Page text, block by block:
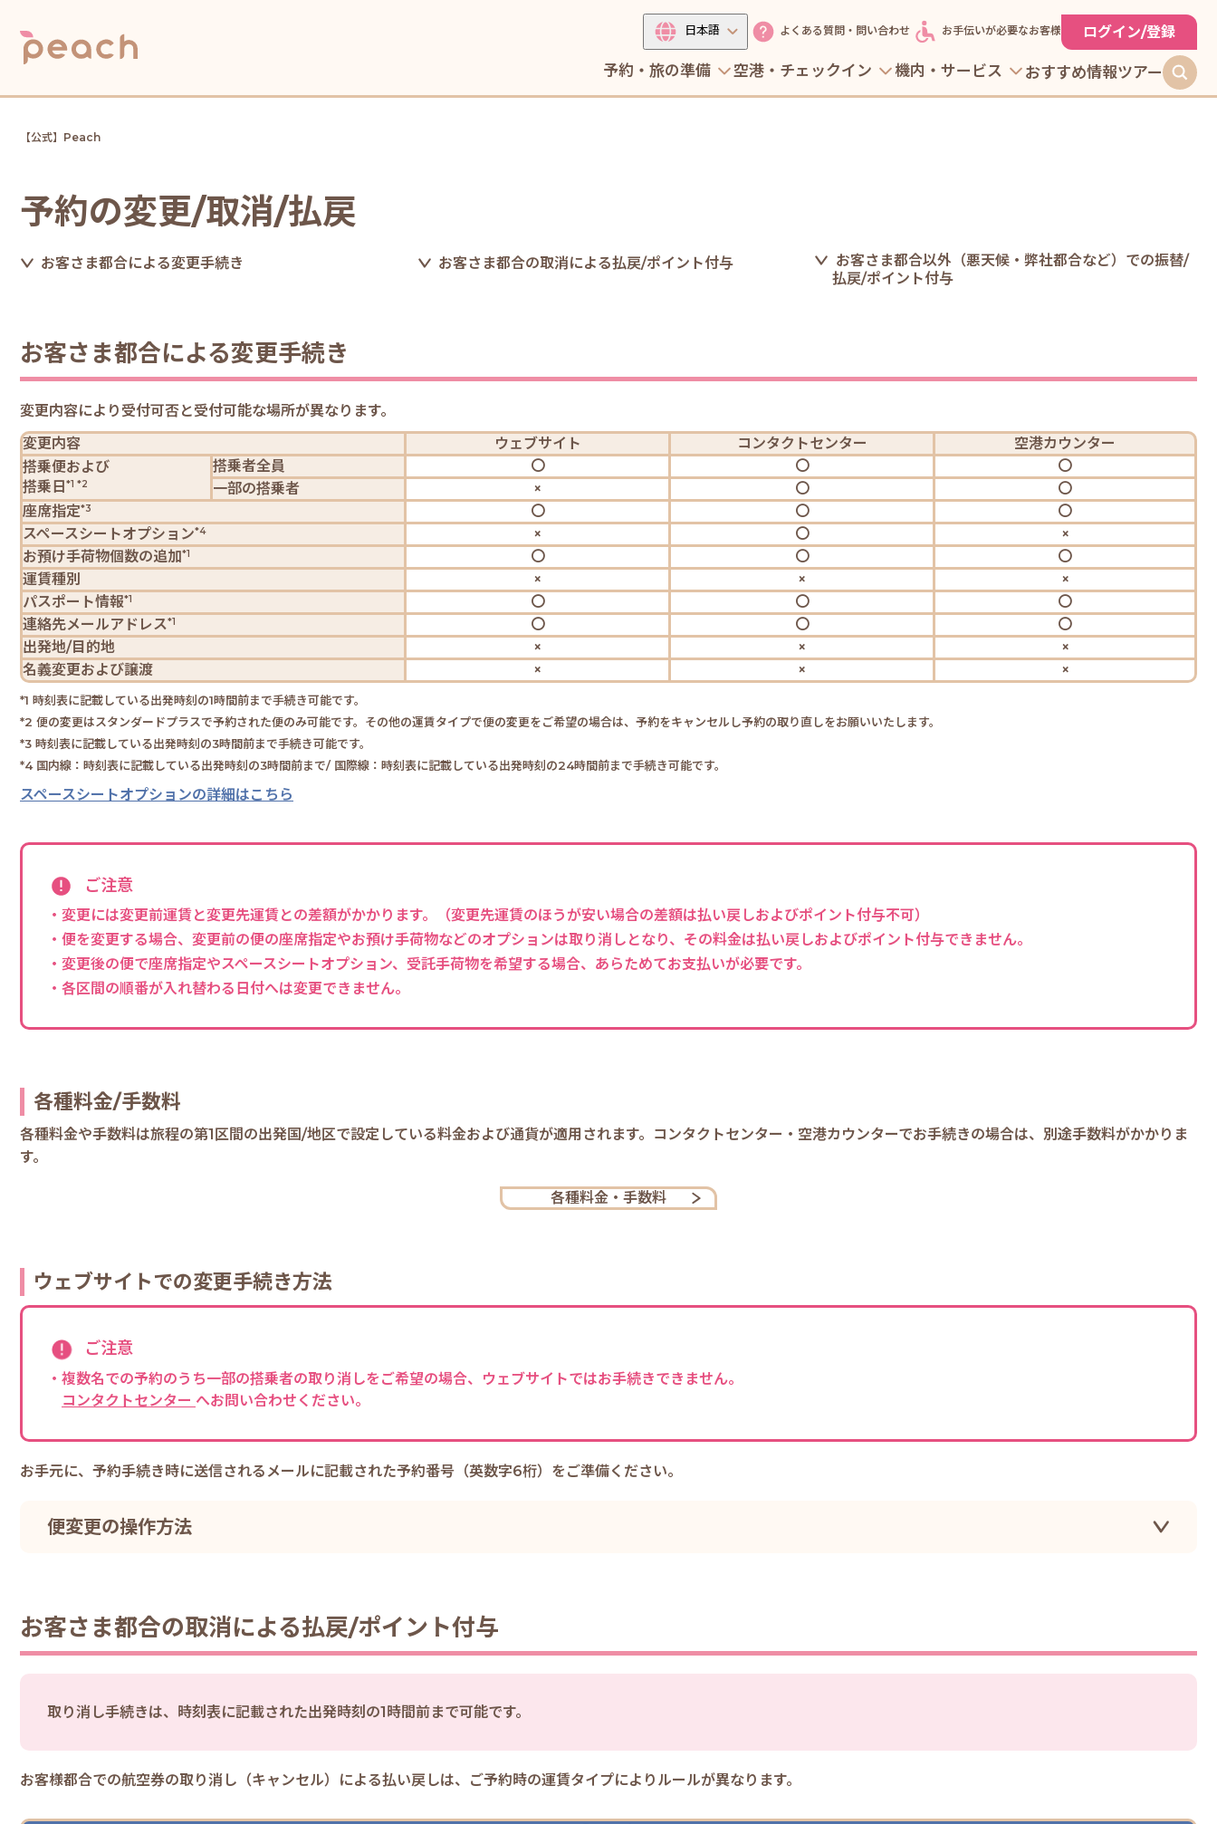
予約・旅の準備 空港・チェックイン 機内・サービス おすすめ情報ツアー
日本語 よくある質問・問い合わせ お手伝いが必要なお客様 ログイン/登録
【公式】Peach
予約の変更/取消/払戻
お客さま都合による変更手続き お客さま都合の取消による払戻/ポイント付与
お客さま都合以外（悪天候・弊社都合など）での振替/
払戻/ポイント付与
お客さま都合による変更手続き
変更内容により受付可否と受付可能な場所が異なります。
変更内容
ウェブサイト コンタクトセンター 空港カウンター
搭乗便および
搭乗日 *1 *2
搭乗者全員 〇 〇
〇
一部の搭乗者 × 〇
〇
座席指定*3 〇 〇
〇
スペースシートオプション*4 × 〇
×
お預け手荷物個数の追加*1 〇 〇
〇
運賃種別
× ×
×
パスポート情報*1 〇 〇
〇
連絡先メールアドレス*1 〇 〇
〇
出発地/目的地 × ×
×
名義変更および譲渡 × × ×
*1 時刻表に記載している出発時刻の1時間前まで手続き可能です。
*2 便の変更はスタンダードプラスで予約された便のみ可能です。その他の運賃タイプで便の変更をご希望の場合は、予約をキャンセルし予約の取り直しをお願いいたします。
*3 時刻表に記載している出発時刻の3時間前まで手続き可能です。
*4 国内線：時刻表に記載している出発時刻の3時間前まで/ 国際線：時刻表に記載している出発時刻の24時間前まで手続き可能です。
スペースシートオプションの詳細はこちら
ご注意
・変更には変更前運賃と変更先運賃との差額がかかります。（変更先運賃のほうが安い場合の差額は払い戻しおよびポイント付与不可）
・便を変更する場合、変更前の便の座席指定やお預け手荷物などのオプションは取り消しとなり、その料金は払い戻しおよびポイント付与できません。
・変更後の便で座席指定やスペースシートオプション、受託手荷物を希望する場合、あらためてお支払いが必要です。
・各区間の順番が入れ替わる日付へは変更できません。
各種料金/手数料
各種料金や手数料は旅程の第1区間の出発国/地区で設定している料金および通貨が適用されます。コンタクトセンター・空港カウンターでお手続きの場合は、別途手数料がかかりま
す。
各種料金・手数料
ウェブサイトでの変更手続き方法
ご注意
・複数名での予約のうち一部の搭乗者の取り消しをご希望の場合、ウェブサイトではお手続きできません。
コンタクトセンター へお問い合わせください。
お手元に、予約手続き時に送信されるメールに記載された予約番号（英数字6桁）をご準備ください。
便変更の操作方法
お客さま都合の取消による払戻/ポイント付与
取り消し手続きは、時刻表に記載された出発時刻の1時間前まで可能です。
お客様都合での航空券の取り消し（キャンセル）による払い戻しは、ご予約時の運賃タイプによりルールが異なります。